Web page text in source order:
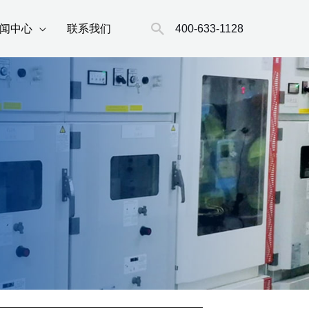
中心 联系我们
搜
索
400-633-1128